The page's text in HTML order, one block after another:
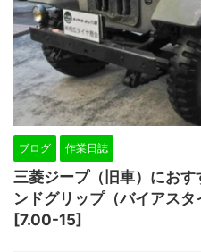
ブログ 作業日誌
三菱ジープ（旧車）にお
ンドグリップ（バイアスタ
[7.00-15]